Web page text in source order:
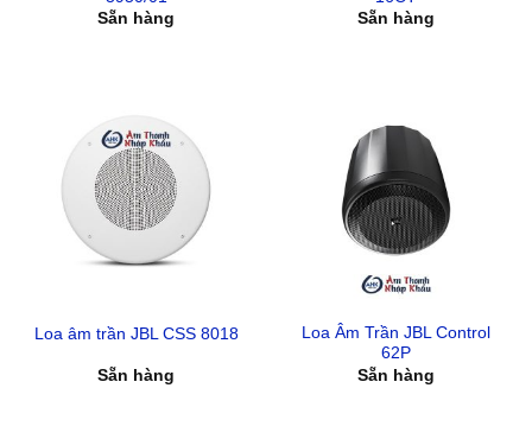
Sẵn hàng
Sẵn hàng
Loa âm trần JBL CSS 8018
Sẵn hàng
Loa Âm Trần JBL Control
62P
Sẵn hàng